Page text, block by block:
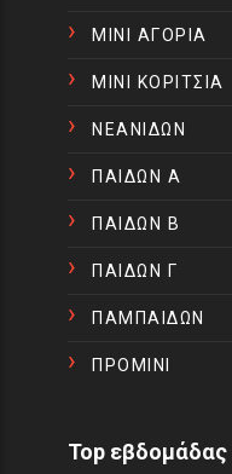
ΜΙΝΙ ΑΓΟΡΙΑ
ΜΙΝΙ ΚΟΡΙΤΣΙΑ
ΝΕΑΝΙΔΩΝ
ΠΑΙΔΩΝ Α
ΠΑΙΔΩΝ Β
ΠΑΙΔΩΝ Γ
ΠΑΜΠΑΙΔΩΝ
ΠΡΟΜΙΝΙ
Top εβδομάδας